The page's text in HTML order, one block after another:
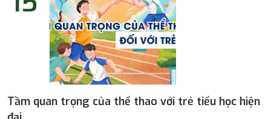
Tầm quan trọng của thể thao với trẻ tiểu học hiện